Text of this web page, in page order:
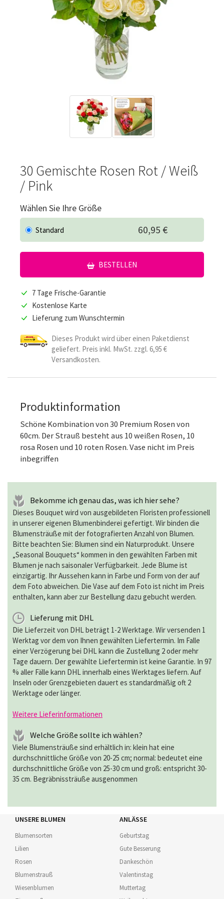
30 Gemischte Rosen Rot / Weiß
/ Pink
Wählen Sie Ihre Größe
Standard 60,95 €
BESTELLEN
7 Tage Frische-Garantie
Kostenlose Karte
Lieferung zum Wunschtermin
Dieses Produkt wird über einen Paketdienst
geliefert. Preis inkl. MwSt. zzgl. 6,95 €
Versandkosten.
Produktinformation
Schöne Kombination von 30 Premium Rosen von
60cm. Der Strauß besteht aus 10 weißen Rosen, 10
rosa Rosen und 10 roten Rosen. Vase nicht im Preis
inbegriffen
Bekomme ich genau das, was ich hier sehe?
Dieses Bouquet wird von ausgebildeten Floristen professionell
in unserer eigenen Blumenbinderei gefertigt. Wir binden die
Blumensträuße mit der fotografierten Anzahl von Blumen.
Bitte beachten Sie: Blumen sind ein Naturprodukt. Unsere
„Seasonal Bouquets“ kommen in den gewählten Farben mit
Blumen je nach saisonaler Verfügbarkeit. Jede Blume ist
einzigartig. Ihr Aussehen kann in Farbe und Form von der auf
dem Foto abweichen. Die Vase auf dem Foto ist nicht im Preis
enthalten, kann aber zur Bestellung dazu gebucht werden.
Lieferung mit DHL
Die Lieferzeit von DHL beträgt 1-2 Werktage. Wir versenden 1
Werktag vor dem von Ihnen gewählten Liefertermin. Im Falle
einer Verzögerung bei DHL kann die Zustellung 2 oder mehr
Tage dauern. Der gewählte Liefertermin ist keine Garantie. In 97
% aller Fälle kann DHL innerhalb eines Werktages liefern. Auf
Inseln oder Grenzgebieten dauert es standardmäßig oft 2
Werktage oder länger.
Weitere Lieferinformationen
Welche Größe sollte ich wählen?
Viele Blumensträuße sind erhältlich in: klein hat eine
durchschnittliche Größe von 20-25 cm; normal: bedeutet eine
durchschnittliche Größe von 25-30 cm und groß: entspricht 30-
35 cm. Begräbnissträuße ausgenommen
UNSERE BLUMEN
Blumensorten
Lilien
Rosen
Blumenstrauß
Wiesenblumen
ANLÄSSE
Geburtstag
Gute Besserung
Dankeschön
Valentinstag
Muttertag